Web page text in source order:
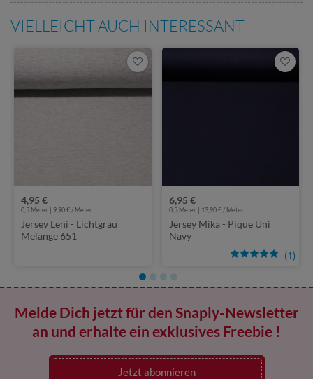
VIELLEICHT AUCH INTERESSANT
4,95 €
0,5 Meter | 9,90 € / Meter
Jersey Leni - Lichtgrau
Melange 651
(1)
6,95 €
0,5 Meter | 13,90 € / Meter
Jersey Mika - Pique Uni
Navy
Melde Dich jetzt für den Snaply-Newsletter
an und erhalte ein exklusives Freebie !
Jetzt abonnieren